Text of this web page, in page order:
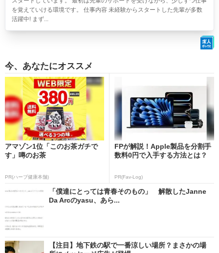
を覚えていける環境です。 仕事内容 未経験からスタートした先輩が多数
活躍中! まず...
今、あなたにオススメ
アマゾン1位「このお茶ガチで
す」噂のお茶
PR(ハーブ健康本舗)
FPが解説！Apple製品を分割手
数料0円で入手する方法とは？
PR(Fav-Log)
「僕達にとっては青春そのもの」 解散したJanne
Da Arcのyasu、あら...
【注目】地下鉄の駅で一番涼しい場所？まさかの場